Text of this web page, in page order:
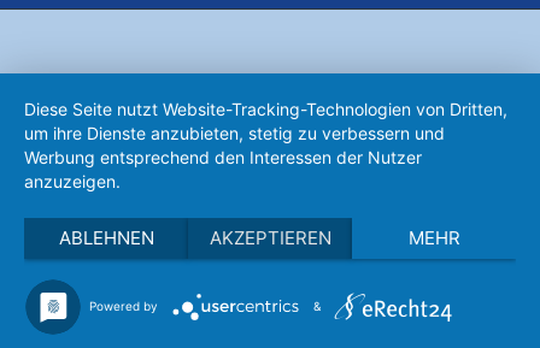
Diese Seite nutzt Website-Tracking-Technologien von Dritten,
um ihre Dienste anzubieten, stetig zu verbessern und
Werbung entsprechend den Interessen der Nutzer
anzuzeigen.
ABLEHNEN AKZEPTIEREN MEHR
Powered by &